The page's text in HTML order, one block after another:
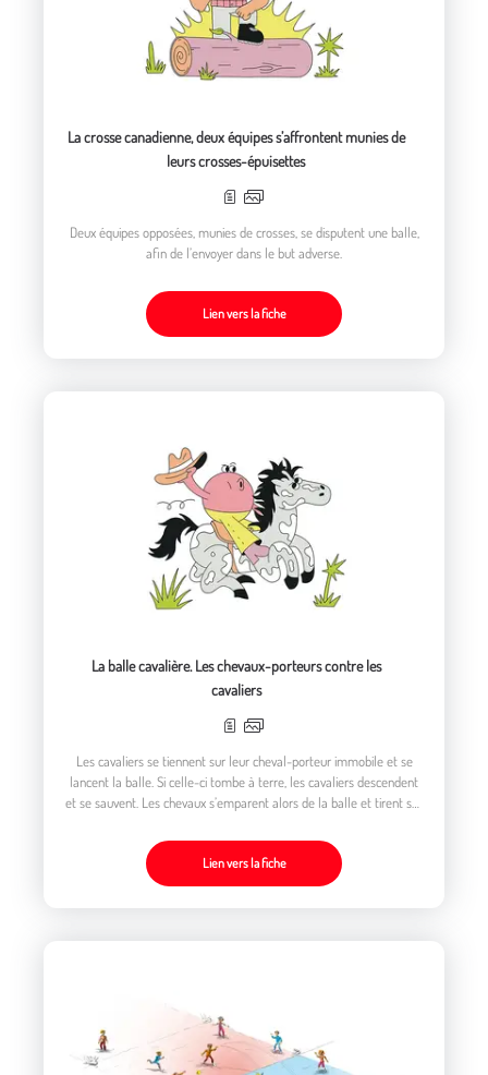
La crosse canadienne, deux équipes s’affrontent munies de
leurs crosses-épuisettes
Deux équipes opposées, munies de crosses, se disputent une balle,
afin de l’envoyer dans le but adverse.
Lien vers la fiche
La balle cavalière. Les chevaux-porteurs contre les
cavaliers
Les cavaliers se tiennent sur leur cheval-porteur immobile et se
lancent la balle. Si celle-ci tombe à terre, les cavaliers descendent
et se sauvent. Les chevaux s’emparent alors de la balle et tirent sur
Lien vers la fiche